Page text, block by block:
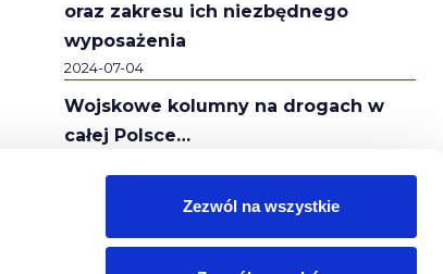
Zezwól na wszystkie
oraz zakresu ich niezbędnego
wyposażenia
2024-07-04
Wojskowe kolumny na drogach w
całej Polsce…
Autostrady A2 i A4 za darmo!